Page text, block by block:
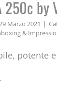
250c by
Marzo 2021 |
&
potente
Tank by